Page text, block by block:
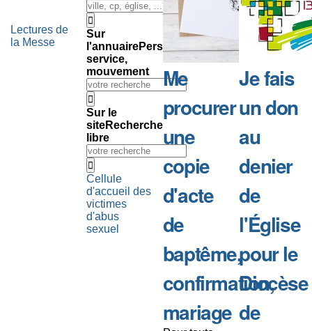
Lectures de
la Messe
Sur
l'annuairePersonne,
service,
mouvement
Sur le
siteRecherche
libre
Cellule
d'accueil des
victimes
d'abus
sexuel
Me
procurer
une
copie
d'acte
de
baptême,
confirmation,
mariage
Je fais
un don
au
denier
de
l'Église
pour le
Diocèse
de